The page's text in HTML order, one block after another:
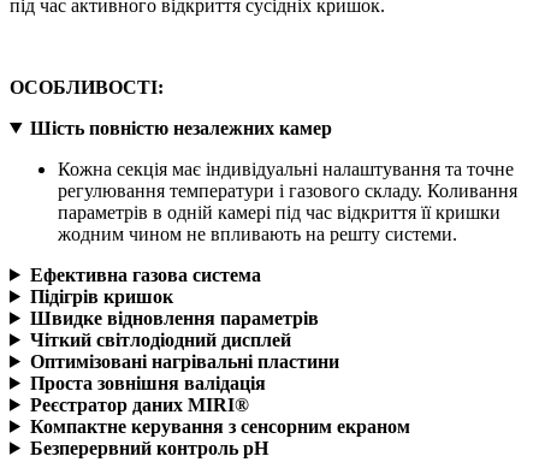
під час активного відкриття сусідніх кришок.
ОСОБЛИВОСТІ:
Шість повністю незалежних камер
Кожна секція має індивідуальні налаштування та точне
регулювання температури і газового складу. Коливання
параметрів в одній камері під час відкриття її кришки
жодним чином не впливають на решту системи.
Ефективна газова система
Підігрів кришок
Швидке відновлення параметрів
Чіткий світлодіодний дисплей
Оптимізовані нагрівальні пластини
Проста зовнішня валідація
Реєстратор даних MIRI®
Компактне керування з сенсорним екраном
Безперервний контроль pH